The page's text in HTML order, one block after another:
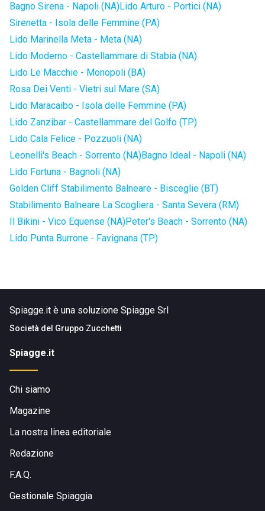
Bagno Sirena - Napoli (NA)Lido Arturo - Portici (NA)
Sirenetta - Isola delle Femmine (PA)
Lido Marinella Meta - Meta (NA)
Lido Moderno - Castellammare di Stabia (NA)
Lido Le Macchie - Monopoli (BA)
Rosa Dei Venti - Vietri sul Mare (SA)
Lido Maracaibo - Isola delle Femmine (PA)
Lido Zanzibar - Castellammare del Golfo (TP)
Lido Cala Felice - Pozzuoli (NA)
Leonelli's Beach - Sorrento (NA)Bagno Ideal - Napoli (NA)
Lido Fortuna - Bagnoli (NA)
Golden Cliff Stabilimento Balneare - Bisceglie (BT)
Stabilimento Balneare La Scogliera - Santa Severa (RM)
Il Bikini - Vico Equense (NA)Peter's Beach - Sorrento (NA)
Lido Punta Burrone - Favignana (TP)
Spiagge.it è una soluzione Spiagge Srl
Società del Gruppo Zucchetti
Spiagge.it
Chi siamo
Magazine
La nostra linea editoriale
Redazione
F.A.Q.
Gestionale Spiaggia